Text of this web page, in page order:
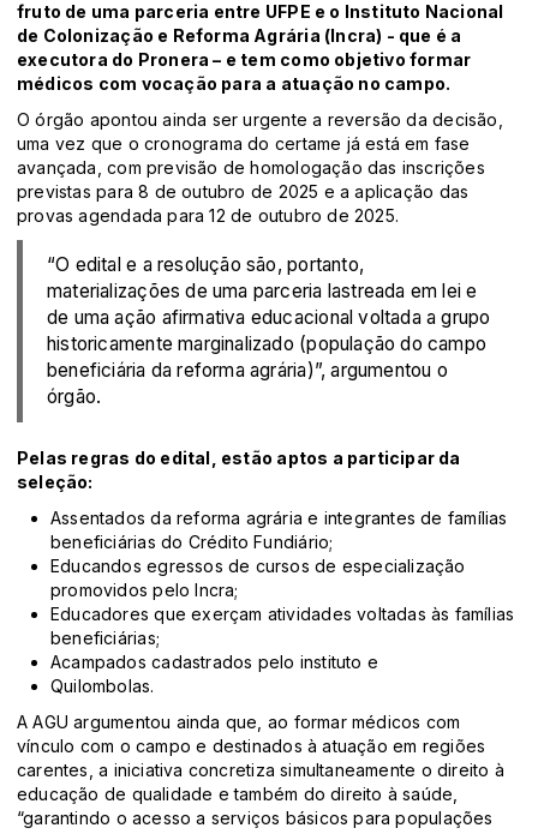
fruto de uma parceria entre UFPE e o Instituto Nacional
de Colonização e Reforma Agrária (Incra) - que é a
executora do Pronera – e tem como objetivo formar
médicos com vocação para a atuação no campo.
O órgão apontou ainda ser urgente a reversão da decisão,
uma vez que o cronograma do certame já está em fase
avançada, com previsão de homologação das inscrições
previstas para 8 de outubro de 2025 e a aplicação das
provas agendada para 12 de outubro de 2025.
“O edital e a resolução são, portanto,
materializações de uma parceria lastreada em lei e
de uma ação afirmativa educacional voltada a grupo
historicamente marginalizado (população do campo
beneficiária da reforma agrária)”, argumentou o
órgão.
Pelas regras do edital, estão aptos a participar da
seleção:
Assentados da reforma agrária e integrantes de famílias
beneficiárias do Crédito Fundiário;
Educandos egressos de cursos de especialização
promovidos pelo Incra;
Educadores que exerçam atividades voltadas às famílias
beneficiárias;
Acampados cadastrados pelo instituto e
Quilombolas.
A AGU argumentou ainda que, ao formar médicos com
vínculo com o campo e destinados à atuação em regiões
carentes, a iniciativa concretiza simultaneamente o direito à
educação de qualidade e também do direito à saúde,
“garantindo o acesso a serviços básicos para populações